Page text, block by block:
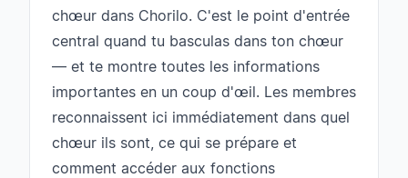
chœur dans Chorilo. C'est le point d'entrée
central quand tu basculas dans ton chœur
— et te montre toutes les informations
importantes en un coup d'œil. Les membres
reconnaissent ici immédiatement dans quel
chœur ils sont, ce qui se prépare et
comment accéder aux fonctions